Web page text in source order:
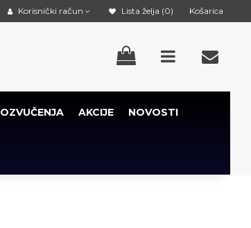
Korisnički račun Lista želja (0) Košarica
OZVUČENJA AKCIJE NOVOSTI